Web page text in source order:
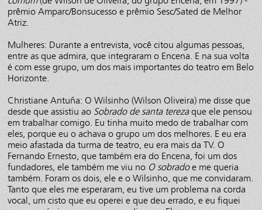
prêmio Amparc/Bonsucesso e prêmio Sesc/Sated de Melhor
Atriz.
Mulheres: Durante a entrevista, você citou algumas pessoas,
entre as que admira, que integraram o Encena. E na sua volta
é com esse grupo, um dos mais importantes do teatro em Belo
Horizonte.
Christiane Antuña: O Wilsinho (Wilson Oliveira) me disse que
desde que assistiu ao Sobrado de santa terezaque ele pensou
em trabalhar comigo. Eu tinha muito medo de trabalhar com
eles, porque eu o achava o grupo um dos melhores. E eu era
meio afastada da turma de teatro, eu era mais da TV. O
Fernando Ernesto, que também era do Encena, foi um dos
fundadores, ele também me viu no O sobradoe me queria
também. Foram os dois, ele e o Wilsinho, que me convidaram.
Tanto que eles me esperaram, eu tive um problema na corda
vocal, um cisto que eu operei e que deu errado, e eu fiquei